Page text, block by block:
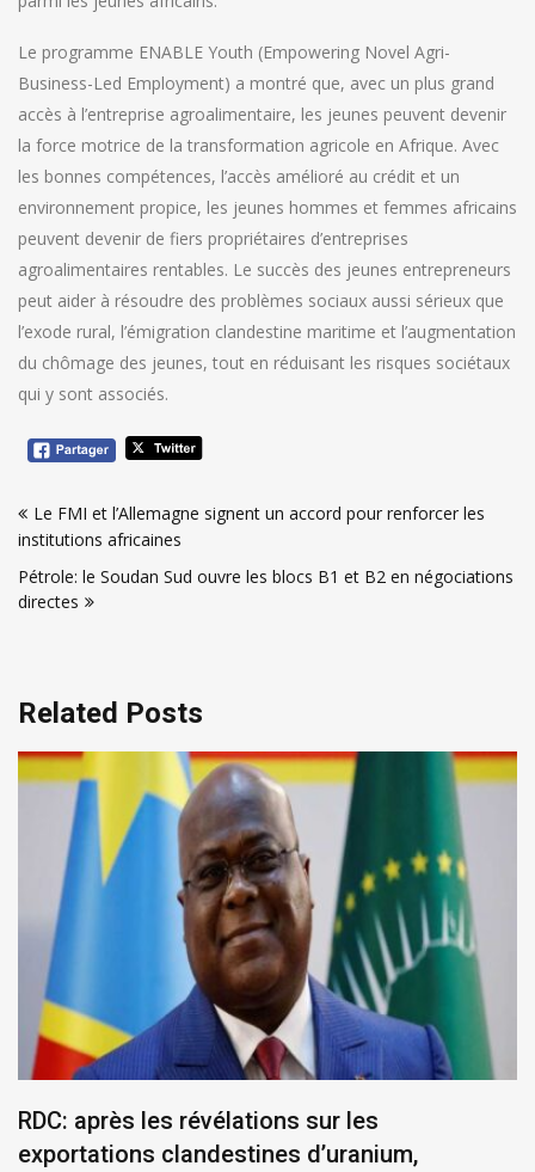
Le programme ENABLE Youth (Empowering Novel Agri-
Business-Led Employment) a montré que, avec un plus grand
accès à l’entreprise agroalimentaire, les jeunes peuvent devenir
la force motrice de la transformation agricole en Afrique. Avec
les bonnes compétences, l’accès amélioré au crédit et un
environnement propice, les jeunes hommes et femmes africains
peuvent devenir de fiers propriétaires d’entreprises
agroalimentaires rentables. Le succès des jeunes entrepreneurs
peut aider à résoudre des problèmes sociaux aussi sérieux que
l’exode rural, l’émigration clandestine maritime et l’augmentation
du chômage des jeunes, tout en réduisant les risques sociétaux
qui y sont associés.
de
l’article
Le FMI et l’Allemagne signent un accord pour renforcer les
institutions africaines
Pétrole: le Soudan Sud ouvre les blocs B1 et B2 en négociations
directes
Related Posts
RDC: après les révélations sur les
exportations clandestines d’uranium,